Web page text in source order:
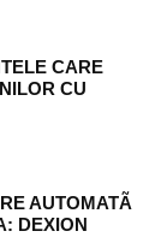
CARE
CU
AUTOMATÃ
DEXION